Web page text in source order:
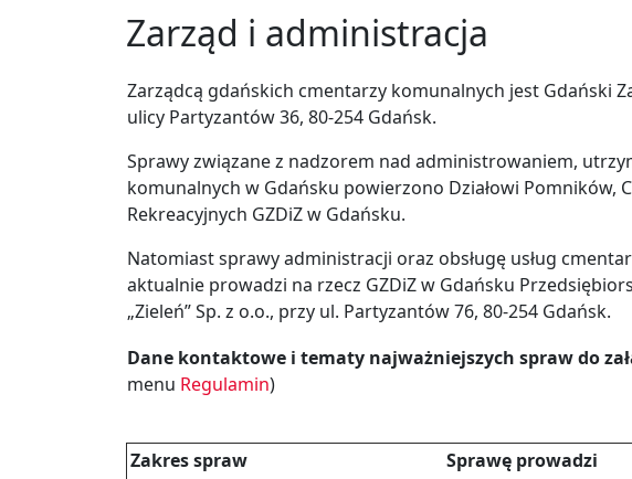
Zarząd i administracja
Zarządcą gdańskich cmentarzy komunalnych jest Gdański
ulicy Partyzantów 36, 80-254 Gdańsk.
Sprawy związane z nadzorem nad administrowaniem,
komunalnych w Gdańsku powierzono Działowi Pomników,
Rekreacyjnych GZDiZ w Gdańsku.
Natomiast sprawy administracji oraz obsługę usług
aktualnie prowadzi na rzecz GZDiZ w Gdańsku
„Zieleń” Sp. z o.o., przy ul. Partyzantów 76, 80-254 Gdańsk.
Dane kontaktowe i tematy najważniejszych spraw do
menu Regulamin)
Zakres spraw Sprawę prowadzi